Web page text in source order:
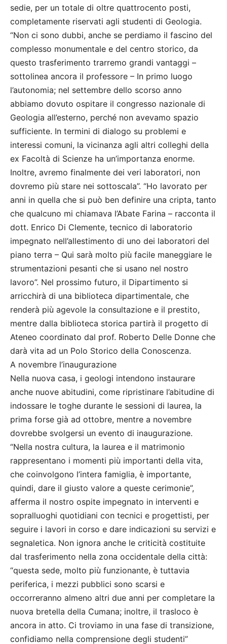
sedie, per un totale di oltre quattrocento posti,
completamente riservati agli studenti di Geologia.
“Non ci sono dubbi, anche se perdiamo il fascino del
complesso monumentale e del centro storico, da
questo trasferimento trarremo grandi vantaggi –
sottolinea ancora il professore – In primo luogo
l’autonomia; nel settembre dello scorso anno
abbiamo dovuto ospitare il congresso nazionale di
Geologia all’esterno, perché non avevamo spazio
sufficiente. In termini di dialogo su problemi e
interessi comuni, la vicinanza agli altri colleghi della
ex Facoltà di Scienze ha un’importanza enorme.
Inoltre, avremo finalmente dei veri laboratori, non
dovremo più stare nei sottoscala”. “Ho lavorato per
anni in quella che si può ben definire una cripta, tanto
che qualcuno mi chiamava l’Abate Farina – racconta il
dott. Enrico Di Clemente, tecnico di laboratorio
impegnato nell’allestimento di uno dei laboratori del
piano terra – Qui sarà molto più facile maneggiare le
strumentazioni pesanti che si usano nel nostro
lavoro”. Nel prossimo futuro, il Dipartimento si
arricchirà di una biblioteca dipartimentale, che
renderà più agevole la consultazione e il prestito,
mentre dalla biblioteca storica partirà il progetto di
Ateneo coordinato dal prof. Roberto Delle Donne che
darà vita ad un Polo Storico della Conoscenza.
A novembre l’inaugurazione
Nella nuova casa, i geologi intendono instaurare
anche nuove abitudini, come ripristinare l’abitudine di
indossare le toghe durante le sessioni di laurea, la
prima forse già ad ottobre, mentre a novembre
dovrebbe svolgersi un evento di inaugurazione.
“Nella nostra cultura, la laurea e il matrimonio
rappresentano i momenti più importanti della vita,
che coinvolgono l’intera famiglia, è importante,
quindi, dare il giusto valore a queste cerimonie”,
afferma il nostro ospite impegnato in interventi e
sopralluoghi quotidiani con tecnici e progettisti, per
seguire i lavori in corso e dare indicazioni su servizi e
segnaletica. Non ignora anche le criticità costituite
dal trasferimento nella zona occidentale della città:
“questa sede, molto più funzionante, è tuttavia
periferica, i mezzi pubblici sono scarsi e
occorreranno almeno altri due anni per completare la
nuova bretella della Cumana; inoltre, il trasloco è
ancora in atto. Ci troviamo in una fase di transizione,
confidiamo nella comprensione degli studenti”